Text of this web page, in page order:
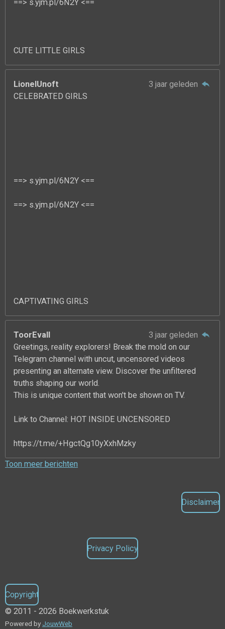
==> s.yjm.pl/6N2Y <==
CUTE LITTLE GIRLS
LionelUnoft
3 jaar geleden
CELEBRATED GIRLS
==> s.yjm.pl/6N2Y <==
==> s.yjm.pl/6N2Y <==
CAPTIVATING GIRLS
ToorEvall
3 jaar geleden
Greetings, reality explorers! Break the mold on our
Telegram channel with uncut, uncensored videos
presenting an alternate view. Discover the unfiltered
truths shaping our world.
This is unique content that won't be shown on TV.
Link to Channel: HOT INSIDE UNCENSORED
https://t.me/+HgctQg10yXxhMzky
Toon meer berichten
Disclaimer
Privacy Policy
Copyright
© 2011 - 2026 Boekwerkstuk
Powered by JouwWeb